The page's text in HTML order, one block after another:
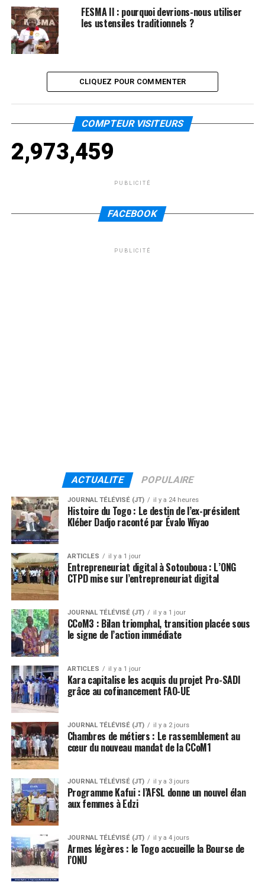
FESMA II : pourquoi devrions-nous utiliser
les ustensiles traditionnels ?
CLIQUEZ POUR COMMENTER
COMPTEUR VISITEURS
2,973,459
PUBLICITÉ
FACEBOOK
PUBLICITÉ
ACTUALITE POPULAIRE
JOURNAL TÉLÉVISÉ (JT) il y a 24 heures
Histoire du Togo : Le destin de l’ex-président
Kléber Dadjo raconté par Évalo Wiyao
ARTICLES il y a 1 jour
Entrepreneuriat digital à Sotouboua : L’ONG
CTPD mise sur l’entrepreneuriat digital
JOURNAL TÉLÉVISÉ (JT) il y a 1 jour
CCoM3 : Bilan triomphal, transition placée sous
le signe de l’action immédiate
ARTICLES il y a 1 jour
Kara capitalise les acquis du projet Pro-SADI
grâce au cofinancement FAO-UE
JOURNAL TÉLÉVISÉ (JT) il y a 2 jours
Chambres de métiers : Le rassemblement au
cœur du nouveau mandat de la CCoM1
JOURNAL TÉLÉVISÉ (JT) il y a 3 jours
Programme Kafui : l’AFSL donne un nouvel élan
aux femmes à Edzi
JOURNAL TÉLÉVISÉ (JT) il y a 4 jours
Armes légères : le Togo accueille la Bourse de
l’ONU